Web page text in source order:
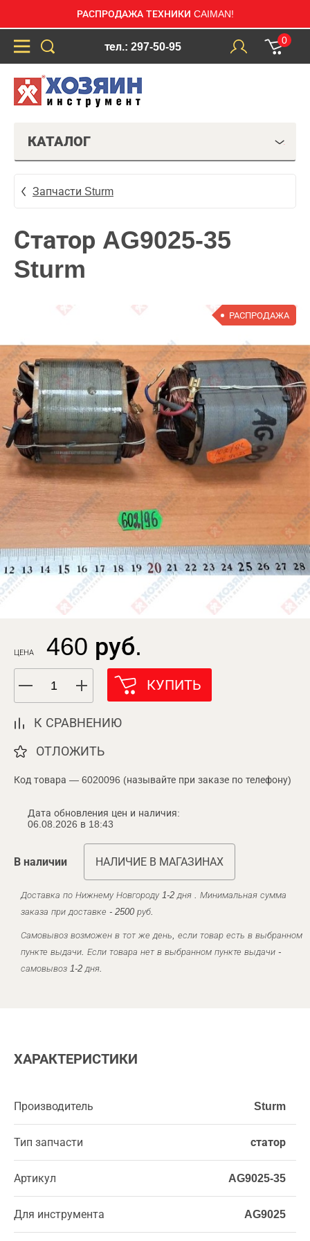
РАСПРОДАЖА ТЕХНИКИ CAIMAN!
тел.: 297-50-95
0
КАТАЛОГ
Запчасти Sturm
Статор AG9025-35
Sturm
РАСПРОДАЖА
ЦЕНА 460 руб.
КУПИТЬ
К СРАВНЕНИЮ
ОТЛОЖИТЬ
Код товара — 6020096 (называйте при заказе по телефону)
Дата обновления цен и наличия:
06.08.2026 в 18:43
В наличии НАЛИЧИЕ В МАГАЗИНАХ
Доставка по Нижнему Новгороду 1-2 дня . Минимальная сумма
заказа при доставке - 2500 руб.
Самовывоз возможен в тот же день, если товар есть в выбранном
пункте выдачи. Если товара нет в выбранном пункте выдачи -
самовывоз 1-2 дня.
ХАРАКТЕРИСТИКИ
Производитель Sturm
Тип запчасти статор
Артикул AG9025-35
Для инструмента AG9025